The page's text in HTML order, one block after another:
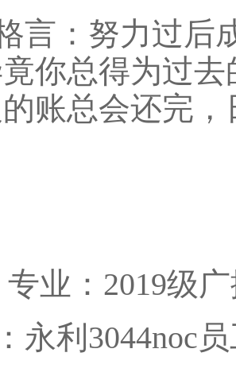
言：努力过后
你总得为过
账总会还完
专业：2019级
永利3044noc